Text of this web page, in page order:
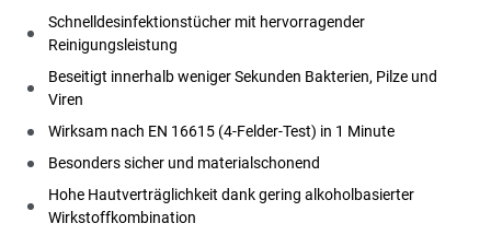
Schnelldesinfektionstücher mit hervorragender
Reinigungsleistung
Beseitigt innerhalb weniger Sekunden Bakterien, Pilze und
Viren
Wirksam nach EN 16615 (4-Felder-Test) in 1 Minute
Besonders sicher und materialschonend
Hohe Hautverträglichkeit dank gering alkoholbasierter
Wirkstoffkombination